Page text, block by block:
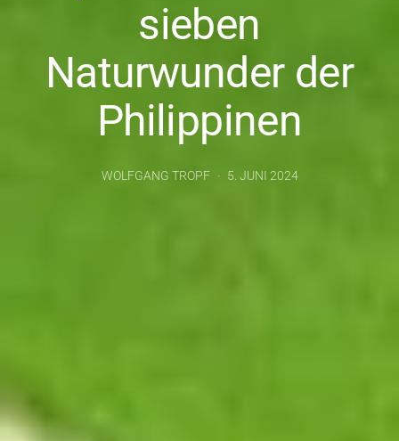
sieben
Naturwunder der
Philippinen
WOLFGANG TROPF 5. JUNI 2024